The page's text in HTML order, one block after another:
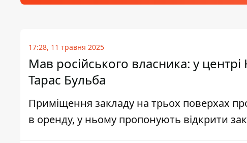
17:28, 11 травня 2025
Мав російського власника: у
Тарас Бульба
Приміщення закладу на трьох поверхах
в оренду, у ньому пропонують відкрити